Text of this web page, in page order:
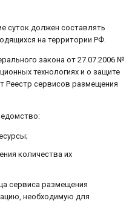
суток должен составлять
на территории РФ.
закона от 27.07.2006 №
технологиях и о защите
Реестр сервисов размещения
количества их
сервиса размещения
необходимую для